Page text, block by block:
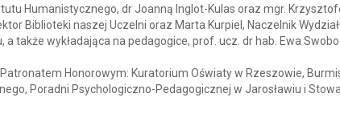
Humanistycznego, dr Joanną Inglot-Kulas oraz mgr.
Biblioteki naszej Uczelni oraz Marta Kurpiel, Naczelnik
a także wykładająca na pedagogice, prof. ucz. dr hab. Ewa
Honorowym: Kuratorium Oświaty w Rzeszowie,
Poradni Psychologiczno-Pedagogicznej w Jarosławiu i